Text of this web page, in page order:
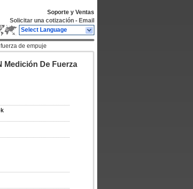
Soporte y Ventas
Solicitar una cotización - Email
Select Language
de empuje
Medición De Fuerza